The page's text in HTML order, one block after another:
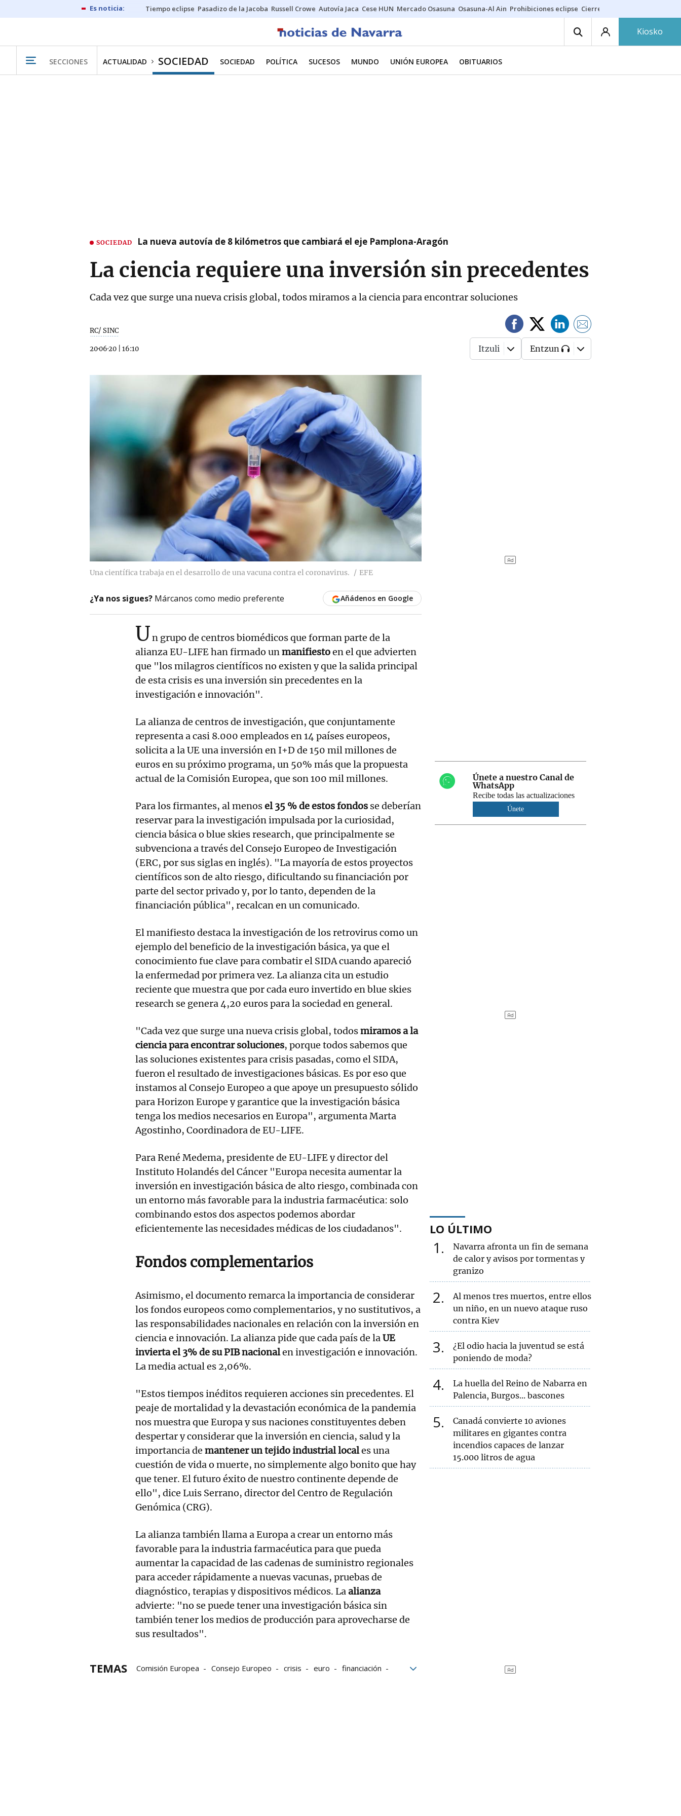
Tiempo eclipse Pasadizo de la Jacoba Russell Crowe Autovía Jaca Cese HUN Mercado Osasuna Osasuna-Al Ain Prohibiciones eclipse Cierre cosmética
Kiosko
SECCIONES ACTUALIDAD SOCIEDAD SOCIEDAD POLÍTICA SUCESOS MUNDO UNIÓN EUROPEA OBITUARIOS
SOCIEDAD La nueva autovía de 8 kilómetros que cambiará el eje Pamplona-Aragón
La ciencia requiere una inversión sin precedentes
Cada vez que surge una nueva crisis global, todos miramos a la ciencia para encontrar soluciones
RC/ SINC
20·06·20 16:10 Itzuli Entzun
Una científica trabaja en el desarrollo de una vacuna contra el coronavirus. EFE
¿Ya nos sigues? Márcanos como medio preferente Añádenos en Google
Un grupo de centros biomédicos que forman parte de la
alianza EU-LIFE han firmado unmanifiestoen el que advierten
que "los milagros científicos no existen y que la salida principal
de esta crisis es una inversión sin precedentes en la
investigación e innovación".
La alianza de centros de investigación, que conjuntamente
representa a casi 8.000 empleados en 14 países europeos,
solicita a la UE una inversión en I+D de 150 mil millones de
euros en su próximo programa, un 50% más que la propuesta
actual de la Comisión Europea, que son 100 mil millones.
Para los firmantes, al menosel 35 % de estos fondos se deberían
reservar para la investigación impulsada por la curiosidad,
ciencia básica o blue skies research, que principalmente se
subvenciona a través del Consejo Europeo de Investigación
(ERC, por sus siglas en inglés). "La mayoría de estos proyectos
científicos son de alto riesgo, dificultando su financiación por
parte del sector privado y, por lo tanto, dependen de la
financiación pública", recalcan en un comunicado.
El manifiesto destaca la investigación de los retrovirus como un
ejemplo del beneficio de la investigación básica, ya que el
conocimiento fue clave para combatir el SIDA cuando apareció
la enfermedad por primera vez. La alianza cita un estudio
reciente que muestra que por cada euro invertido en blue skies
research se genera 4,20 euros para la sociedad en general.
"Cada vez que surge una nueva crisis global, todosmiramos a la
ciencia para encontrar soluciones, porque todos sabemos que
las soluciones existentes para crisis pasadas, como el SIDA,
fueron el resultado de investigaciones básicas. Es por eso que
instamos al Consejo Europeo a que apoye un presupuesto sólido
para Horizon Europe y garantice que la investigación básica
tenga los medios necesarios en Europa", argumenta Marta
Agostinho, Coordinadora de EU-LIFE.
Para René Medema, presidente de EU-LIFE y director del
Instituto Holandés del Cáncer "Europa necesita aumentar la
inversión en investigación básica de alto riesgo, combinada con
un entorno más favorable para la industria farmacéutica: solo
combinando estos dos aspectos podemos abordar
eficientemente las necesidades médicas de los ciudadanos".
Fondos complementarios
Asimismo, el documento remarca la importancia de considerar
los fondos europeos como complementarios, y no sustitutivos, a
las responsabilidades nacionales en relación con la inversión en
ciencia e innovación. La alianza pide que cada país de laUE
invierta el 3% de su PIB nacionalen investigación e innovación.
La media actual es 2,06%.
"Estos tiempos inéditos requieren acciones sin precedentes. El
peaje de mortalidad y la devastación económica de la pandemia
nos muestra que Europa y sus naciones constituyentes deben
despertar y considerar que la inversión en ciencia, salud y la
importancia de mantener un tejido industrial locales una
cuestión de vida o muerte, no simplemente algo bonito que hay
que tener. El futuro éxito de nuestro continente depende de
ello", dice Luis Serrano, director del Centro de Regulación
Genómica (CRG).
La alianza también llama a Europa a crear un entorno más
favorable para la industria farmacéutica para que pueda
aumentar la capacidad de las cadenas de suministro regionales
para acceder rápidamente a nuevas vacunas, pruebas de
diagnóstico, terapias y dispositivos médicos. Laalianza
advierte: "no se puede tener una investigación básica sin
también tener los medios de producción para aprovecharse de
sus resultados".
TEMAS Comisión Europea Consejo Europeo crisis euro
financiación
Únete a nuestro Canal de
WhatsApp
Recibe todas las actualizaciones
Únete
LO ÚLTIMO
1
Navarra afronta un fin de semana
de calor y avisos por tormentas y
granizo
2
Al menos tres muertos, entre ellos
un niño, en un nuevo ataque ruso
contra Kiev
3
¿El odio hacia la juventud se está
poniendo de moda?
4
La huella del Reino de Nabarra en
Palencia, Burgos... bascones
5
Canadá convierte 10 aviones
militares en gigantes contra
incendios capaces de lanzar
15.000 litros de agua